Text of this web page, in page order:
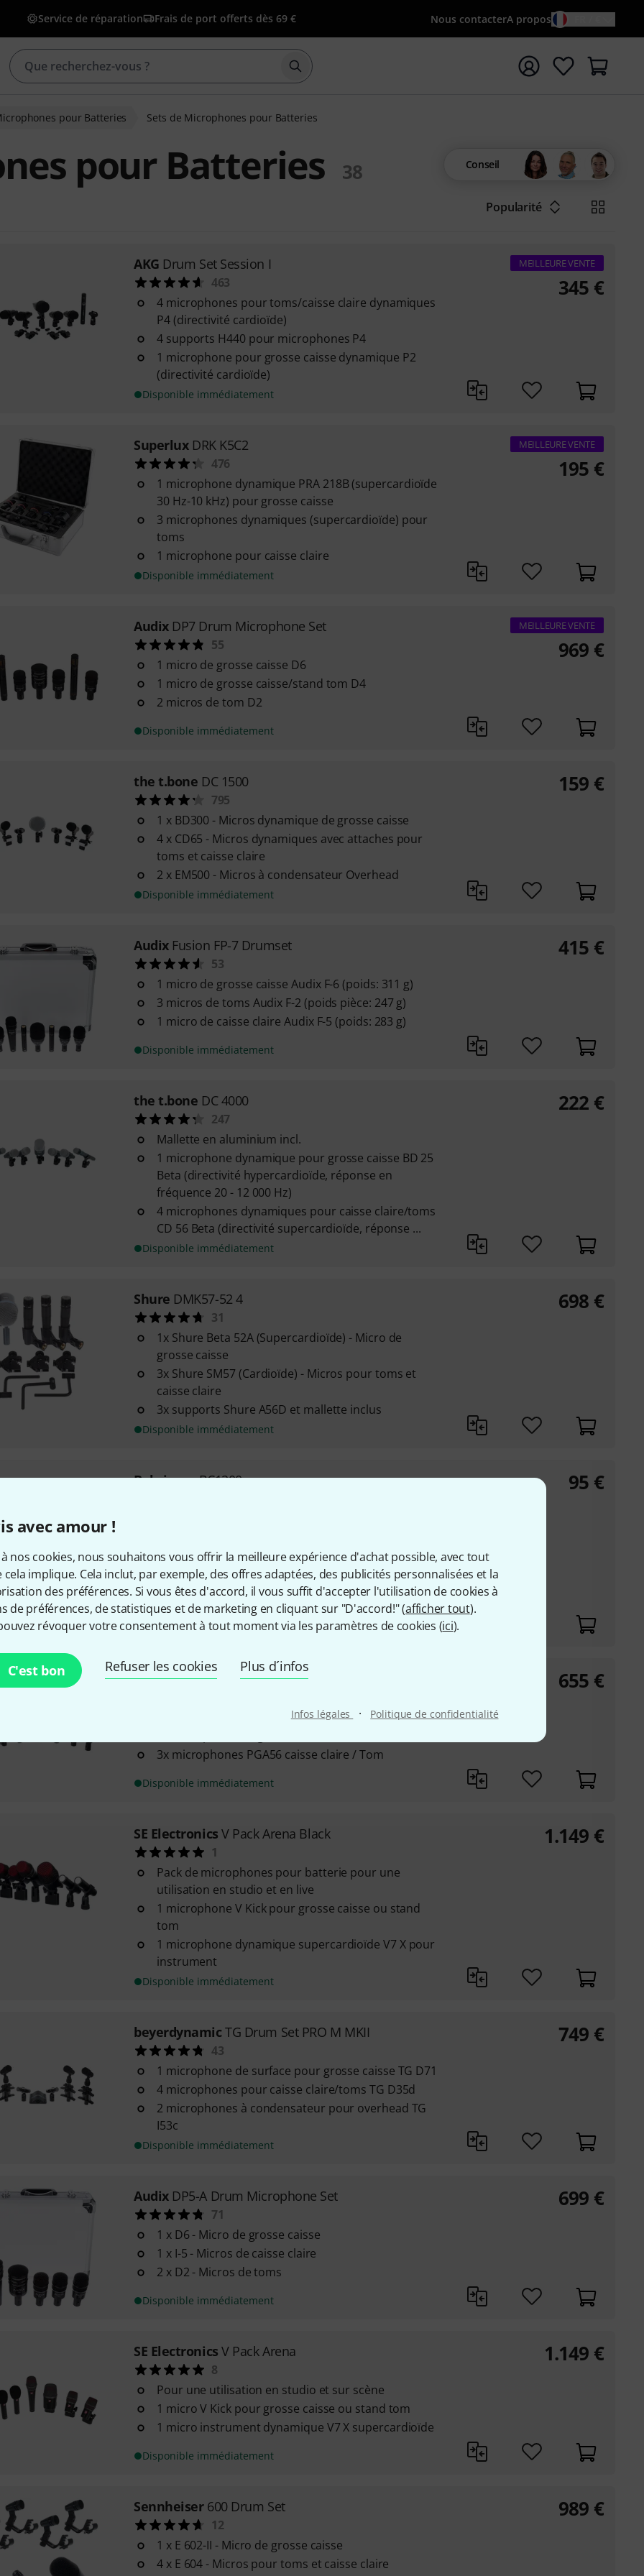
avec amour !
nos cookies, nous souhaitons vous offrir la meilleure expérience d'achat possible, avec tout
cela implique. Cela inclut, par exemple, des offres adaptées, des publicités personnalisées et la
des préférences. Si vous êtes d'accord, il vous suffit d'accepter l'utilisation de cookies à
de préférences, de statistiques et de marketing en cliquant sur "D'accord!" (afficher tout).
révoquer votre consentement à tout moment via les paramètres de cookies (ici).
C'est bon Refuser les cookies Plus d´infos
Infos légales · Politique de confidentialité
Service de réparation Frais de port offerts dès 69 € Nous contacterA propos
Démarrer la recherche avec le terme de recherche
pour Batteries Sets de Microphones pour Batteries
pour Batteries 38 Conseil
Popularité
AKG Drum Set Session I
463
4 microphones pour toms/caisse claire dynamiques
P4 (directivité cardioïde)
4 supports H440 pour microphones P4
1 microphone pour grosse caisse dynamique P2
(directivité cardioïde)
Disponible immédiatement
MEILLEURE VENTE
345 €
Superlux DRK K5C2
476
1 microphone dynamique PRA 218B (supercardioïde
30 Hz-10 kHz) pour grosse caisse
3 microphones dynamiques (supercardioïde) pour
toms
1 microphone pour caisse claire
Disponible immédiatement
MEILLEURE VENTE
195 €
Audix DP7 Drum Microphone Set
55
1 micro de grosse caisse D6
1 micro de grosse caisse/stand tom D4
2 micros de tom D2
Disponible immédiatement
MEILLEURE VENTE
969 €
the t.bone DC 1500
795
1 x BD300 - Micros dynamique de grosse caisse
4 x CD65 - Micros dynamiques avec attaches pour
toms et caisse claire
2 x EM500 - Micros à condensateur Overhead
Disponible immédiatement
159 €
Audix Fusion FP-7 Drumset
53
1 micro de grosse caisse Audix F-6 (poids: 311 g)
3 micros de toms Audix F-2 (poids pièce: 247 g)
1 micro de caisse claire Audix F-5 (poids: 283 g)
Disponible immédiatement
415 €
the t.bone DC 4000
247
Mallette en aluminium incl.
1 microphone dynamique pour grosse caisse BD 25
Beta (directivité hypercardioïde, réponse en
fréquence 20 - 12 000 Hz)
4 microphones dynamiques pour caisse claire/toms
CD 56 Beta (directivité supercardioïde, réponse ...
Disponible immédiatement
222 €
Shure DMK57-52 4
31
1x Shure Beta 52A (Supercardioïde) - Micro de
grosse caisse
3x Shure SM57 (Cardioïde) - Micros pour toms et
caisse claire
3x supports Shure A56D et mallette inclus
Disponible immédiatement
698 €
BehringerBC1200
1x microphone dynamique pour grosse caisse de
directivité cardioïde (KM1200)
2x microphones Overheads à condensateur
cardioïdes (CM1200)
Disponible sous 7–9 semaines
95 €
ShurePGA Drumkit 7
3x microphones PGA56 caisse claire / Tom
Disponible immédiatement
655 €
SE Electronics V Pack Arena Black
1
Pack de microphones pour batterie pour une
utilisation en studio et en live
1 microphone V Kick pour grosse caisse ou stand
tom
1 microphone dynamique supercardioïde V7 X pour
instrument
Disponible immédiatement
1.149 €
beyerdynamicTG Drum Set PRO M MKII
43
1 microphone de surface pour grosse caisse TG D71
4 microphones pour caisse claire/toms TG D35d
2 microphones à condensateur pour overhead TG
I53c
Disponible immédiatement
749 €
Audix DP5-A Drum Microphone Set
71
1 x D6 - Micro de grosse caisse
1 x I-5 - Micros de caisse claire
2 x D2 - Micros de toms
Disponible immédiatement
699 €
SE Electronics V Pack Arena
8
Pour une utilisation en studio et sur scène
1 micro V Kick pour grosse caisse ou stand tom
1 micro instrument dynamique V7 X supercardioïde
Disponible immédiatement
1.149 €
Sennheiser 600 Drum Set
12
1 x E 602-II - Micro de grosse caisse
4 x E 604 - Micros pour toms et caisse claire
989 €